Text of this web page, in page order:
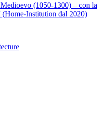
(1050-1300) – con la
(Home-Institution dal 2020)